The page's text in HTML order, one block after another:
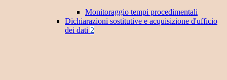
Monitoraggio tempi procedimentali
Dichiarazioni sostitutive e acquisizione d'ufficio
dei dati 2